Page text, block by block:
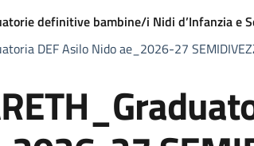
definitive bambine/i Nidi d’Infanzia e
DEF Asilo Nido ae_2026-27